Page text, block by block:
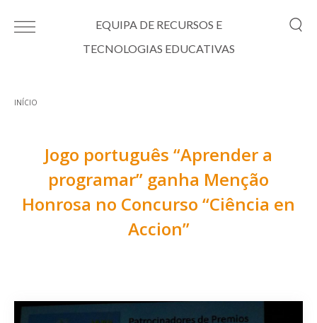
EQUIPA DE RECURSOS E
TECNOLOGIAS EDUCATIVAS
INÍCIO
Jogo português “Aprender a
programar” ganha Menção
Honrosa no Concurso “Ciência en
Accion”